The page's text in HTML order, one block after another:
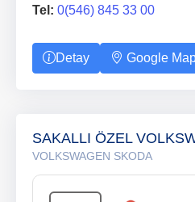
Tel: 0(546) 845 33 00
Detay Google
SAKALLI ÖZEL
VOLKSWAGEN SKODA